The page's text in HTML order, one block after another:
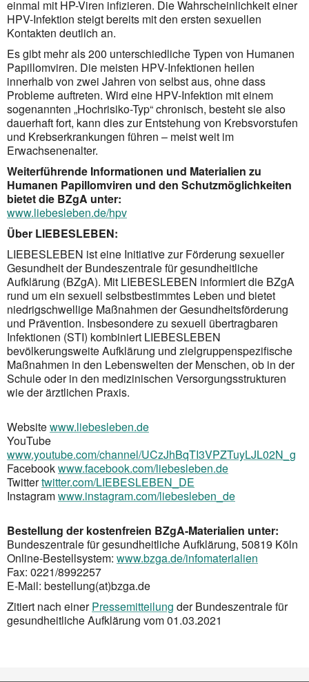
einmal mit HP-Viren infizieren. Die Wahrscheinlichkeit einer
HPV-Infektion steigt bereits mit den ersten sexuellen
Kontakten deutlich an.
Es gibt mehr als 200 unterschiedliche Typen von Humanen
Papillomviren. Die meisten HPV-Infektionen heilen
innerhalb von zwei Jahren von selbst aus, ohne dass
Probleme auftreten. Wird eine HPV-Infektion mit einem
sogenannten „Hochrisiko-Typ“ chronisch, besteht sie also
dauerhaft fort, kann dies zur Entstehung von Krebsvorstufen
und Krebserkrankungen führen – meist weit im
Erwachsenenalter.
Weiterführende Informationen und Materialien zu
Humanen Papillomviren und den Schutzmöglichkeiten
bietet die BZgA unter:
www.liebesleben.de/hpv
Über LIEBESLEBEN:
LIEBESLEBEN ist eine Initiative zur Förderung sexueller
Gesundheit der Bundeszentrale für gesundheitliche
Aufklärung (BZgA). Mit LIEBESLEBEN informiert die BZgA
rund um ein sexuell selbstbestimmtes Leben und bietet
niedrigschwellige Maßnahmen der Gesundheitsförderung
und Prävention. Insbesondere zu sexuell übertragbaren
Infektionen (STI) kombiniert LIEBESLEBEN
bevölkerungsweite Aufklärung und zielgruppenspezifische
Maßnahmen in den Lebenswelten der Menschen, ob in der
Schule oder in den medizinischen Versorgungsstrukturen
wie der ärztlichen Praxis.
Websitewww.liebesleben.de
YouTube
www.youtube.com/channel/UCzJhBqTI3VPZTuyLJL02N_g
Facebookwww.facebook.com/liebesleben.de
Twittertwitter.com/LIEBESLEBEN_DE
Instagramwww.instagram.com/liebesleben_de
Bestellung der kostenfreien BZgA-Materialien unter:
Bundeszentrale für gesundheitliche Aufklärung, 50819 Köln
Online-Bestellsystem: www.bzga.de/infomaterialien
Fax: 0221/8992257
E-Mail: bestellung(at)bzga.de
Zitiert nach einerPressemitteilung der Bundeszentrale für
gesundheitliche Aufklärung vom 01.03.2021